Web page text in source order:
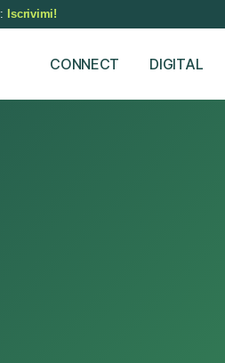
Iscrivimi!
CONNECT DIGITAL